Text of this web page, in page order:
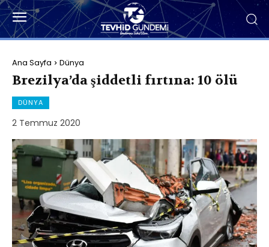
Ana Sayfa Dünya
Brezilya’da şiddetli fırtına: 10 ölü
DÜNYA
2 Temmuz 2020